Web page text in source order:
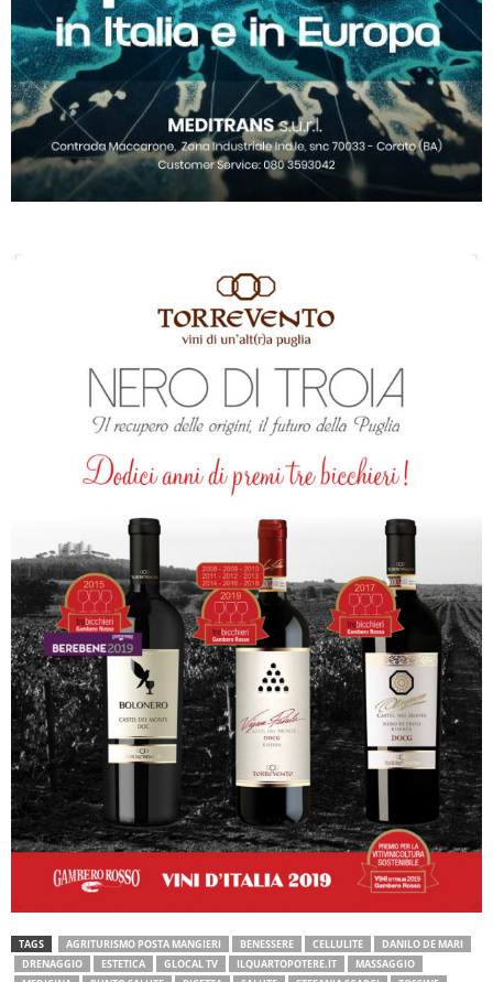
TAGS AGRITURISMO POSTA MANGIERI BENESSERE CELLULITE
DANILO DE MARI
DRENAGGIO
ESTETICA GLOCAL TV ILQUARTOPOTERE.IT
MASSAGGIO